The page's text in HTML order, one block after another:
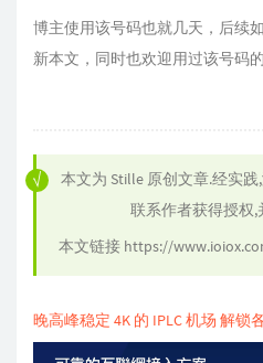
博主使用该号码也就几天，后续
新本文，同时也欢迎用过该号码
本文为 Stille 原创文章.经实
联系作者获得授权,
本文链接 https://
晚高峰稳定 4K 的 IPLC 机场 解锁